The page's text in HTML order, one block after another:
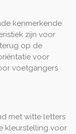
kenmerkende
zijn voor
op de
voor
voetgangers
met witte letters
kleurstelling voor